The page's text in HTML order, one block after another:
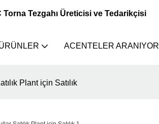
Tezgahı Üreticisi ve Tedarikçisi
ACENTELER ARANIYOR
Plant için Satılık